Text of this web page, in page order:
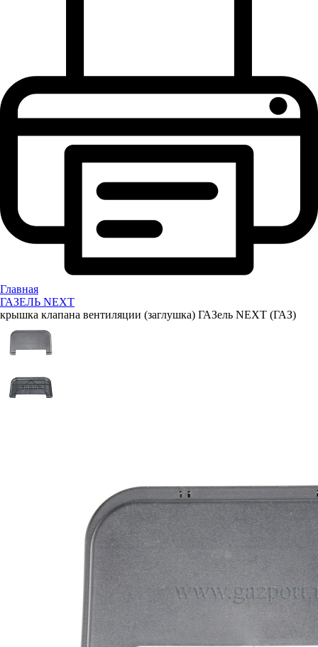
Главная
ГАЗЕЛЬ NEXT
крышка клапана вентиляции (заглушка) ГАЗель NEXT (ГАЗ)